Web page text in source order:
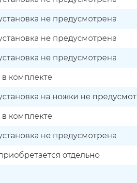
не предусмотрена
не предусмотрена
не предусмотрена
в комплекте
на ножки не
в комплекте
не предусмотрена
отдельно